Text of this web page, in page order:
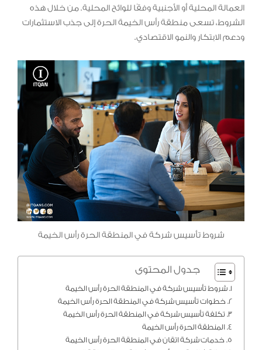
العمالة المحلية أو الأجنبية وفقًا للوائح المحلية. من خلال هذه
الشروط، تسعى منطقة رأس الخيمة الحرة إلى جذب الاستثمارات
ودعم الابتكار والنمو الاقتصادي.
شروط تأسيس شركة في المنطقة الحرة رأس الخيمة
جدول المحتوى
شروط تأسيس شركة في المنطقة الحرة رأس الخيمة
خطوات تأسيس شركة في المنطقة الحرة رأس الخيمة
تكلفة تأسيس شركة في المنطقة الحرة رأس الخيمة
المنطقة الحرة رأس الخيمة
خدمات شركة اتقان في المنطقة الحرة رأس الخيمة